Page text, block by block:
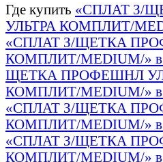
Где купить «СПЛАТ З/
УЛЬТРА КОМПЛИТ/
«СПЛАТ З/ЩЕТКА
КОМПЛИТ/MEDIUM/» в
ЩЕТКА ПРОФЕШНЛ
КОМПЛИТ/MEDIUM/» в
«СПЛАТ З/ЩЕТКА
КОМПЛИТ/MEDIUM/» в
«СПЛАТ З/ЩЕТКА
КОМПЛИТ/MEDIUM/» в